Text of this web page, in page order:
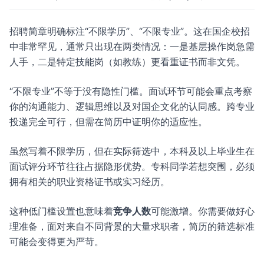
招聘简章明确标注“不限学历”、“不限专业”。这在国企校招
中非常罕见，通常只出现在两类情况：一是基层操作岗急需
人手，二是特定技能岗（如教练）更看重证书而非文凭。
“不限专业”不等于没有隐性门槛。面试环节可能会重点考察
你的沟通能力、逻辑思维以及对国企文化的认同感。跨专业
投递完全可行，但需在简历中证明你的适应性。
虽然写着不限学历，但在实际筛选中，本科及以上毕业生在
面试评分环节往往占据隐形优势。专科同学若想突围，必须
拥有相关的职业资格证书或实习经历。
这种低门槛设置也意味着竞争人数可能激增。你需要做好心
理准备，面对来自不同背景的大量求职者，简历的筛选标准
可能会变得更为严苛。